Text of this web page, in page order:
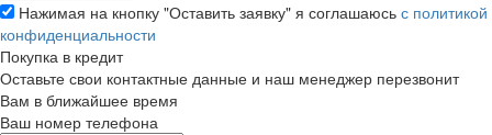
Нажимая на кнопку "Оставить заявку" я соглашаюсь с политикой
конфиденциальности
Покупка в кредит
Оставьте свои контактные данные и наш менеджер перезвонит
Вам в ближайшее время
Ваш номер телефона